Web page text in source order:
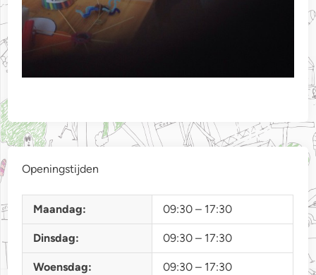
Openingstijden
Maandag: 09:30 – 17:30
Dinsdag: 09:30 – 17:30
Woensdag: 09:30 – 17:30